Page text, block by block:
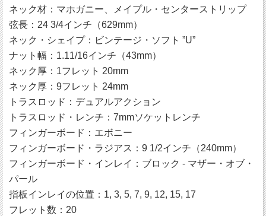
ネック材：マホガニー、メイプル・センターストリップ
弦長：24 3/4インチ（629mm）
ネック・シェイプ：ビンテージ・ソフト ”U”
ナット幅：1.11/16インチ（43mm）
ネック厚：1フレット 20mm
ネック厚：9フレット 24mm
トラスロッド：デュアルアクション
トラスロッド・レンチ：7mmソケットレンチ
フィンガーボード：エボニー
フィンガーボード・ラジアス：9 1/2インチ（240mm）
フィンガーボード・インレイ：ブロック - マザー・オブ・
パール
指板インレイの位置：1, 3, 5, 7, 9, 12, 15, 17
フレット数：20